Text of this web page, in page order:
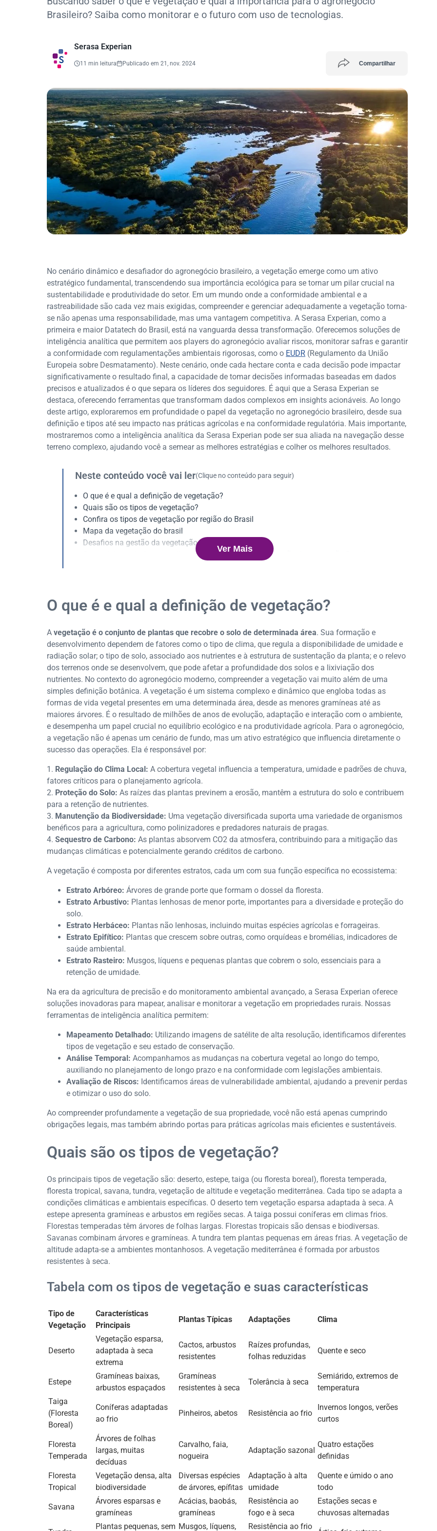
Brasileiro? Saiba como monitorar e o futuro com uso de tecnologias.
Serasa Experian
11 min leitura Publicado em 21, nov. 2024 Compartilhar
No cenário dinâmico e desafiador do agronegócio brasileiro, a vegetação emerge como um ativo
estratégico fundamental, transcendendo sua importância ecológica para se tornar um pilar crucial na
sustentabilidade e produtividade do setor. Em um mundo onde a conformidade ambiental e a
rastreabilidade são cada vez mais exigidas, compreender e gerenciar adequadamente a vegetação torna-
se não apenas uma responsabilidade, mas uma vantagem competitiva. A Serasa Experian, como a
primeira e maior Datatech do Brasil, está na vanguarda dessa transformação. Oferecemos soluções de
inteligência analítica que permitem aos players do agronegócio avaliar riscos, monitorar safras e garantir
a conformidade com regulamentações ambientais rigorosas, como o EUDR (Regulamento da União
Europeia sobre Desmatamento). Neste cenário, onde cada hectare conta e cada decisão pode impactar
significativamente o resultado final, a capacidade de tomar decisões informadas baseadas em dados
precisos e atualizados é o que separa os líderes dos seguidores. É aqui que a Serasa Experian se
destaca, oferecendo ferramentas que transformam dados complexos em insights acionáveis. Ao longo
deste artigo, exploraremos em profundidade o papel da vegetação no agronegócio brasileiro, desde sua
definição e tipos até seu impacto nas práticas agrícolas e na conformidade regulatória. Mais importante,
mostraremos como a inteligência analítica da Serasa Experian pode ser sua aliada na navegação desse
terreno complexo, ajudando você a semear as melhores estratégias e colher os melhores resultados.
Neste conteúdo você vai ler(Clique no conteúdo para seguir)
O que é e qual a definição de vegetação?
Quais são os tipos de vegetação?
Confira os tipos de vegetação por região do Brasil
Mapa da vegetação do brasil
Desafios na gestão da vegetação Brasileira
O papel da inteligência analítica e tecnologias na preservação da vegetação Brasileira
Ver Mais
O que é e qual a definição de vegetação?
A vegetação é o conjunto de plantas que recobre o solo de determinada área. Sua formação e
desenvolvimento dependem de fatores como o tipo de clima, que regula a disponibilidade de umidade e
radiação solar; o tipo de solo, associado aos nutrientes e à estrutura de sustentação da planta; e o relevo
dos terrenos onde se desenvolvem, que pode afetar a profundidade dos solos e a lixiviação dos
nutrientes. No contexto do agronegócio moderno, compreender a vegetação vai muito além de uma
simples definição botânica. A vegetação é um sistema complexo e dinâmico que engloba todas as
formas de vida vegetal presentes em uma determinada área, desde as menores gramíneas até as
maiores árvores. É o resultado de milhões de anos de evolução, adaptação e interação com o ambiente,
e desempenha um papel crucial no equilíbrio ecológico e na produtividade agrícola. Para o agronegócio,
a vegetação não é apenas um cenário de fundo, mas um ativo estratégico que influencia diretamente o
sucesso das operações. Ela é responsável por:
Regulação do Clima Local: A cobertura vegetal influencia a temperatura, umidade e padrões de chuva,
fatores críticos para o planejamento agrícola.
Proteção do Solo: As raízes das plantas previnem a erosão, mantêm a estrutura do solo e contribuem
para a retenção de nutrientes.
Manutenção da Biodiversidade: Uma vegetação diversificada suporta uma variedade de organismos
benéficos para a agricultura, como polinizadores e predadores naturais de pragas.
Sequestro de Carbono: As plantas absorvem CO2 da atmosfera, contribuindo para a mitigação das
mudanças climáticas e potencialmente gerando créditos de carbono.
A vegetação é composta por diferentes estratos, cada um com sua função específica no ecossistema:
Estrato Arbóreo: Árvores de grande porte que formam o dossel da floresta.
Estrato Arbustivo: Plantas lenhosas de menor porte, importantes para a diversidade e proteção do
solo.
Estrato Herbáceo: Plantas não lenhosas, incluindo muitas espécies agrícolas e forrageiras.
Estrato Epifítico: Plantas que crescem sobre outras, como orquídeas e bromélias, indicadores de
saúde ambiental.
Estrato Rasteiro: Musgos, líquens e pequenas plantas que cobrem o solo, essenciais para a
retenção de umidade.
Na era da agricultura de precisão e do monitoramento ambiental avançado, a Serasa Experian oferece
soluções inovadoras para mapear, analisar e monitorar a vegetação em propriedades rurais. Nossas
ferramentas de inteligência analítica permitem:
Mapeamento Detalhado: Utilizando imagens de satélite de alta resolução, identificamos diferentes
tipos de vegetação e seu estado de conservação.
Análise Temporal: Acompanhamos as mudanças na cobertura vegetal ao longo do tempo,
auxiliando no planejamento de longo prazo e na conformidade com legislações ambientais.
Avaliação de Riscos: Identificamos áreas de vulnerabilidade ambiental, ajudando a prevenir perdas
e otimizar o uso do solo.
Ao compreender profundamente a vegetação de sua propriedade, você não está apenas cumprindo
obrigações legais, mas também abrindo portas para práticas agrícolas mais eficientes e sustentáveis.
Quais são os tipos de vegetação?
Os principais tipos de vegetação são: deserto, estepe, taiga (ou floresta boreal), floresta temperada,
floresta tropical, savana, tundra, vegetação de altitude e vegetação mediterrânea. Cada tipo se adapta a
condições climáticas e ambientais específicas. O deserto tem vegetação esparsa adaptada à seca. A
estepe apresenta gramíneas e arbustos em regiões secas. A taiga possui coníferas em climas frios.
Florestas temperadas têm árvores de folhas largas. Florestas tropicais são densas e biodiversas.
Savanas combinam árvores e gramíneas. A tundra tem plantas pequenas em áreas frias. A vegetação de
altitude adapta-se a ambientes montanhosos. A vegetação mediterrânea é formada por arbustos
resistentes à seca.
Tabela com os tipos de vegetação e suas características
Tipo de
Vegetação
Características
Principais
Plantas Típicas Adaptações Clima
Deserto
Vegetação esparsa,
adaptada à seca
extrema
Cactos, arbustos
resistentes
Raízes profundas,
folhas reduzidas
Quente e seco
Estepe
Gramíneas baixas,
arbustos espaçados
Gramíneas
resistentes à seca
Tolerância à seca
Semiárido, extremos de
temperatura
Taiga
(Floresta
Boreal)
Coníferas adaptadas
ao frio
Pinheiros, abetos Resistência ao frio
Invernos longos, verões
curtos
Floresta
Temperada
Árvores de folhas
largas, muitas
decíduas
Carvalho, faia,
nogueira
Adaptação sazonal
Quatro estações
definidas
Floresta
Tropical
Vegetação densa, alta
biodiversidade
Diversas espécies
de árvores, epífitas
Adaptação à alta
umidade
Quente e úmido o ano
todo
Savana
Árvores esparsas e
gramíneas
Acácias, baobás,
gramíneas
Resistência ao
fogo e à seca
Estações secas e
chuvosas alternadas
Plantas pequenas, sem Musgos, líquens, Resistência ao frio